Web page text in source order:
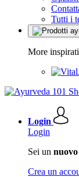
Tutti i
More
Login
Login
Sei un nuovo
Crea un